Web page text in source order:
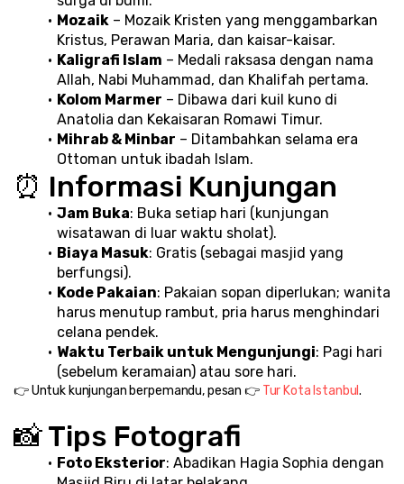
Mozaik – Mozaik Kristen yang menggambarkan
Kristus, Perawan Maria, dan kaisar-kaisar.
Kaligrafi Islam – Medali raksasa dengan nama
Allah, Nabi Muhammad, dan Khalifah pertama.
Kolom Marmer – Dibawa dari kuil kuno di
Anatolia dan Kekaisaran Romawi Timur.
Mihrab & Minbar – Ditambahkan selama era
Ottoman untuk ibadah Islam.
⏰ Informasi Kunjungan
Jam Buka: Buka setiap hari (kunjungan
wisatawan di luar waktu sholat).
Biaya Masuk: Gratis (sebagai masjid yang
berfungsi).
Kode Pakaian: Pakaian sopan diperlukan; wanita
harus menutup rambut, pria harus menghindari
celana pendek.
Waktu Terbaik untuk Mengunjungi: Pagi hari
(sebelum keramaian) atau sore hari.
👉 Untuk kunjungan berpemandu, pesan 👉 Tur Kota Istanbul.
📸 Tips Fotografi
Foto Eksterior: Abadikan Hagia Sophia dengan